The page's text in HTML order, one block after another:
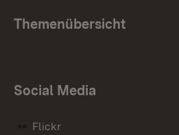
Themenübersicht
Social Media
Flickr